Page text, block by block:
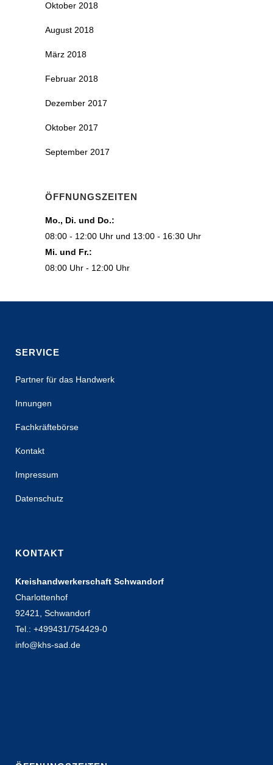
Oktober 2018
August 2018
März 2018
Februar 2018
Dezember 2017
Oktober 2017
September 2017
ÖFFNUNGSZEITEN
Mo., Di. und Do.:
08:00 - 12:00 Uhr und 13:00 - 16:30 Uhr
Mi. und Fr.:
08:00 Uhr - 12:00 Uhr
SERVICE
Partner für das Handwerk
Innungen
Fachkräftebörse
Kontakt
Impressum
Datenschutz
KONTAKT
Kreishandwerkerschaft Schwandorf
Charlottenhof
92421, Schwandorf
Tel.: +499431/754429-0
info@khs-sad.de